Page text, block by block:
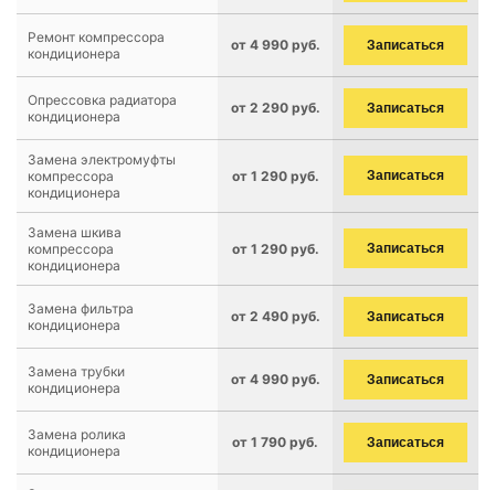
Ремонт компрессора
кондиционера
от 4 990 руб. Записаться
Опрессовка радиатора
кондиционера
от 2 290 руб. Записаться
Замена электромуфты
компрессора
кондиционера
от 1 290 руб. Записаться
Замена шкива
компрессора
кондиционера
от 1 290 руб. Записаться
Замена фильтра
кондиционера
от 2 490 руб. Записаться
Замена трубки
кондиционера
от 4 990 руб. Записаться
Замена ролика
кондиционера
от 1 790 руб. Записаться